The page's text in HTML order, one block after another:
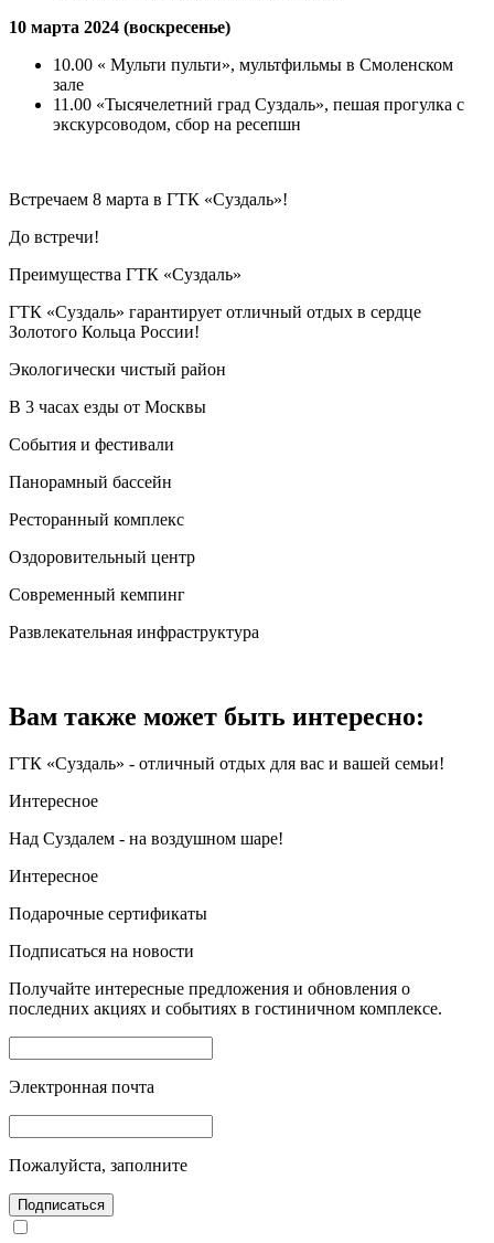
10 марта 2024 (воскресенье)
10.00 « Мульти пульти», мультфильмы в Смоленском
зале
11.00 «Тысячелетний град Суздаль», пешая прогулка с
экскурсоводом, сбор на ресепшн
Встречаем 8 марта в ГТК «Суздаль»!
До встречи!
Преимущества ГТК «Суздаль»
ГТК «Суздаль» гарантирует отличный отдых в сердце
Золотого Кольца России!
Экологически чистый район
В 3 часах езды от Москвы
События и фестивали
Панорамный бассейн
Ресторанный комплекс
Оздоровительный центр
Современный кемпинг
Развлекательная инфраструктура
Вам также может быть интересно:
ГТК «Суздаль» - отличный отдых для вас и вашей семьи!
Интересное
Над Суздалем - на воздушном шаре!
Интересное
Подарочные сертификаты
Подписаться на новости
Получайте интересные предложения и обновления о
последних акциях и событиях в гостиничном комплексе.
Электронная почта
Пожалуйста, заполните
Подписаться